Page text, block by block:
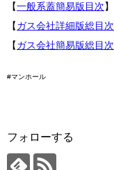
【一般系蓋簡易版目次】
【ガス会社詳細版総目次
【ガス会社簡易版総目次
#マンホール
フォローする